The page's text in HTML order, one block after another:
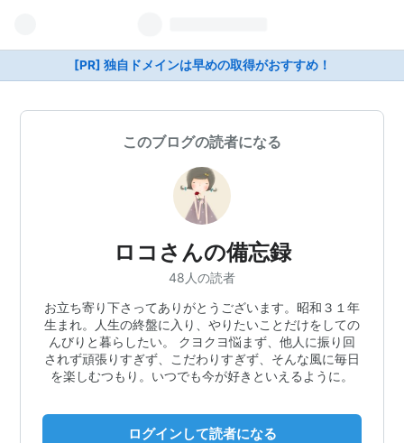
[PR] 独自ドメインは早めの取得がおすすめ！
このブログの読者になる
ロコさんの備忘録
48人の読者
お立ち寄り下さってありがとうございます。昭和３１年
生まれ。人生の終盤に入り、やりたいことだけをしての
んびりと暮らしたい。 クヨクヨ悩まず、他人に振り回
されず頑張りすぎず、こだわりすぎず、そんな風に毎日
を楽しむつもり。いつでも今が好きといえるように。
ログインして読者になる